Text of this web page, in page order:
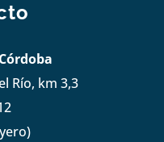
Río, km 3,3